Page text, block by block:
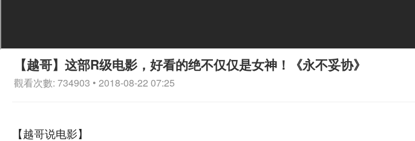
【越哥】这部R级电影，好看的绝不仅仅是女神！《永不妥协》
觀看次數: 734903 • 2018-08-22 07:25
【越哥说电影】